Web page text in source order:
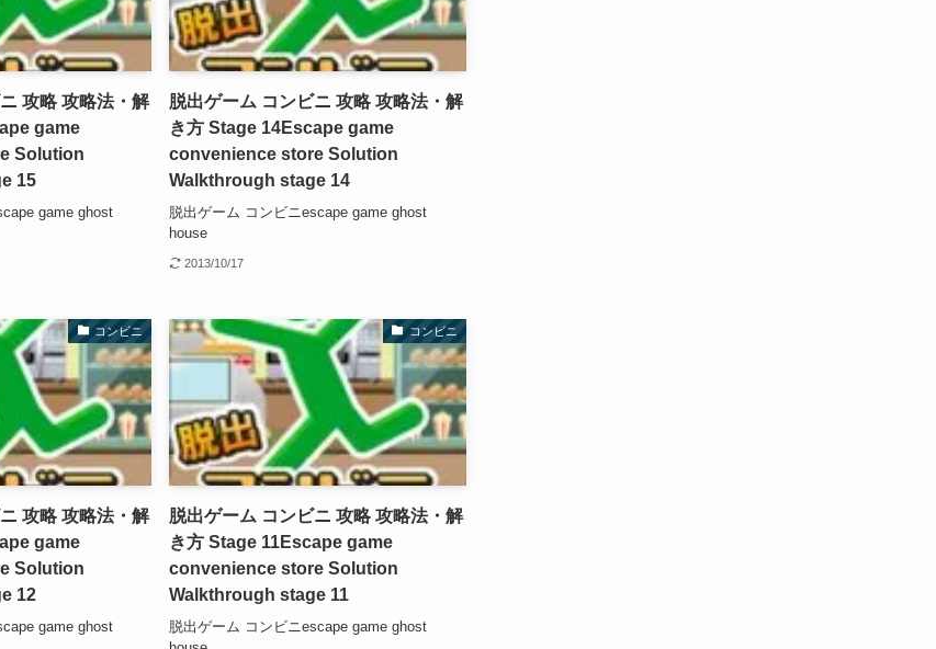
攻略 攻略法・解
game
Solution
15
game ghost
脱出ゲーム コンビニ 攻略 攻略法・解
き方 Stage 14Escape game
convenience store Solution
Walkthrough stage 14
脱出ゲーム コンビニescape game ghost
house
2013/10/17
コンビニ
攻略 攻略法・解
game
Solution
12
game ghost
コンビニ
脱出ゲーム コンビニ 攻略 攻略法・解
き方 Stage 11Escape game
convenience store Solution
Walkthrough stage 11
脱出ゲーム コンビニescape game ghost